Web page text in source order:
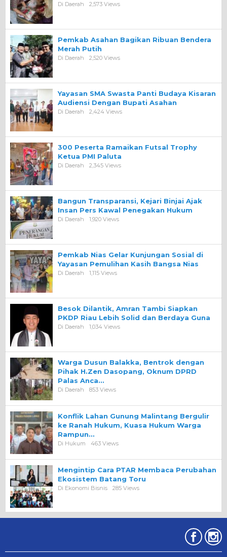
Di Daerah 2,573 Views
Pemkab Asahan Bagikan Ribuan Bendera
Merah Putih
Di Daerah 2,520 Views
Yayasan SMA Swasta Panti Budaya Kisaran
Audiensi Dengan Bupati Asahan
Di Daerah 2,424 Views
300 Peserta Ramaikan Futsal Trophy
Ketua PMI Paluta
Di Daerah 2,345 Views
Bangun Transparansi, Kejari Binjai Ajak
Insan Pers Kawal Penegakan Hukum
Di Daerah 1,920 Views
Pemkab Nias Gelar Kunjungan Sosial di
Yayasan Pemulihan Kasih Bangsa Nias
Di Daerah 1,115 Views
Besok Dilantik, Amran Tambi Siapkan
PKDP Riau Lebih Solid dan Berdaya Guna
Di Daerah 1,034 Views
Warga Dusun Balakka, Bentrok dengan
Pihak H.Zen Dasopang, Oknum DPRD
Palas Anca…
Di Daerah 853 Views
Konflik Lahan Gunung Malintang Bergulir
ke Ranah Hukum, Kuasa Hukum Warga
Rampun…
Di Hukum 463 Views
Mengintip Cara PTAR Membaca Perubahan
Ekosistem Batang Toru
Di Ekonomi Bisnis 285 Views